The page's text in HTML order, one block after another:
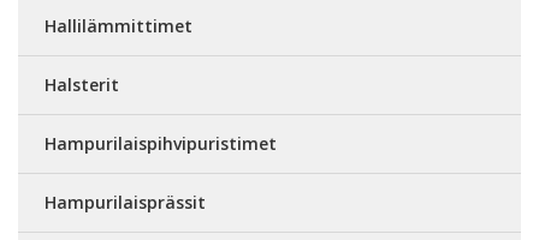
Hallilämmittimet
Halsterit
Hampurilaispihvipuristimet
Hampurilaisprässit